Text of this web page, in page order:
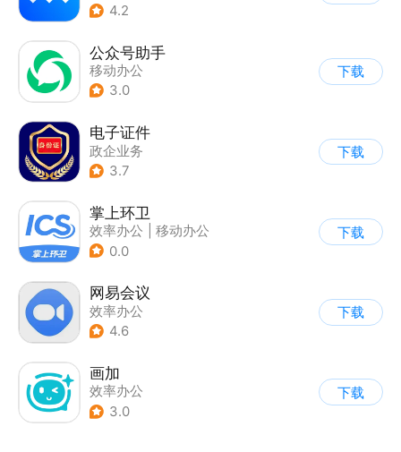
4.2
公众号助手
移动办公
3.0
下载
电子证件
政企业务
3.7
下载
掌上环卫
效率办公
移动办公
0.0
下载
网易会议
效率办公
4.6
下载
画加
效率办公
3.0
下载